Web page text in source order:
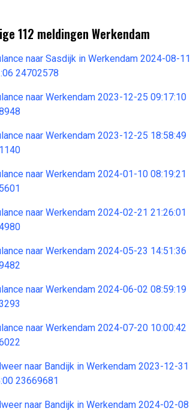
112 meldingen Werkendam
naar Sasdijk in Werkendam 2024-08-11
24702578
naar Werkendam 2023-12-25 09:17:10
naar Werkendam 2023-12-25 18:58:49
naar Werkendam 2024-01-10 08:19:21
naar Werkendam 2024-02-21 21:26:01
naar Werkendam 2024-05-23 14:51:36
naar Werkendam 2024-06-02 08:59:19
naar Werkendam 2024-07-20 10:00:42
naar Bandijk in Werkendam 2023-12-31
23669681
naar Bandijk in Werkendam 2024-02-08